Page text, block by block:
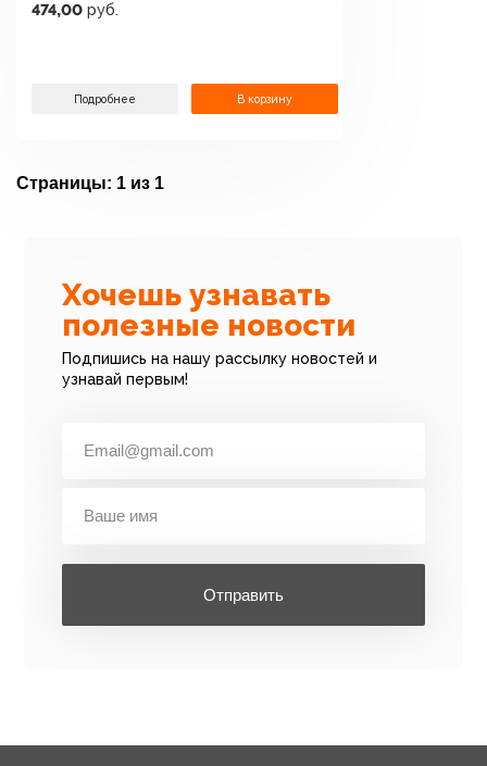
474,00 руб.
Подробнее В корзину
Страницы: 1 из 1
Хочешь узнавать
полезные новости
Подпишись на нашу рассылку новостей и
узнавай первым!
Отправить